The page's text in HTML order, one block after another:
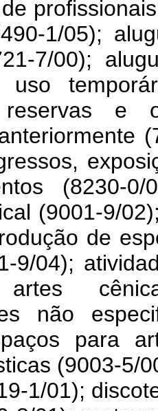
1/05);
7/00);
uso
e
(8230-0/
(9001-9/
de
9/04);
artes
não
para
(9003-5/
1/01);